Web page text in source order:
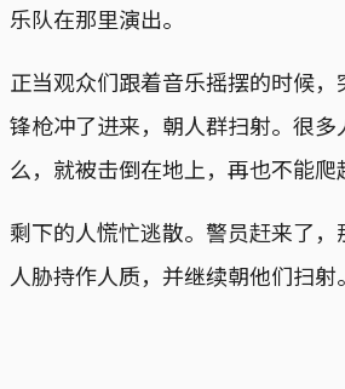
乐队在那里演出。
正当观众们跟着音乐摇摆的时候
锋枪冲了进来，朝人群扫射。很
么，就被击倒在地上，再也不能爬
剩下的人慌忙逃散。警员赶来了
人胁持作人质，并继续朝他们扫射。